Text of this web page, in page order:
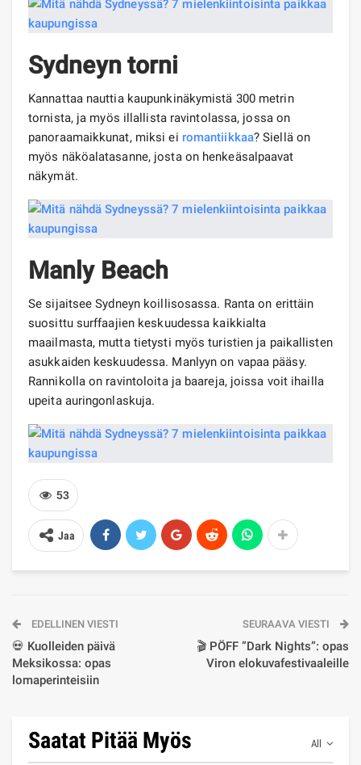
Sydneyn torni
Kannattaa nauttia kaupunkinäkymistä 300 metrin
tornista, ja myös illallista ravintolassa, jossa on
panoraamaikkunat, miksi ei romantiikkaa? Siellä on
myös näköalatasanne, josta on henkeäsalpaavat
näkymät.
Manly Beach
Se sijaitsee Sydneyn koillisosassa. Ranta on erittäin
suosittu surffaajien keskuudessa kaikkialta
maailmasta, mutta tietysti myös turistien ja paikallisten
asukkaiden keskuudessa. Manlyyn on vapaa pääsy.
Rannikolla on ravintoloita ja baareja, joissa voit ihailla
upeita auringonlaskuja.
53
Jaa
EDELLINEN VIESTI
💀 Kuolleiden päivä
Meksikossa: opas
lomaperinteisiin
SEURAAVA VIESTI
🎬 PÖFF ”Dark Nights”: opas
Viron elokuvafestivaaleille
All
Saatat Pitää Myös